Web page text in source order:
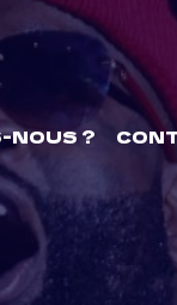
NOUS ?